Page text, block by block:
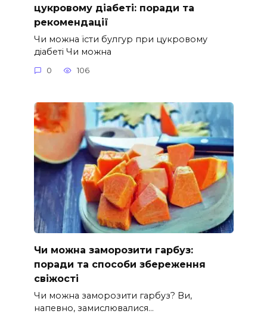
цукровому діабеті: поради та
рекомендації
Чи можна їсти булгур при цукровому
діабеті Чи можна
0 106
Чи можна заморозити гарбуз:
поради та способи збереження
свіжості
Чи можна заморозити гарбуз? Ви,
напевно, замислювалися…